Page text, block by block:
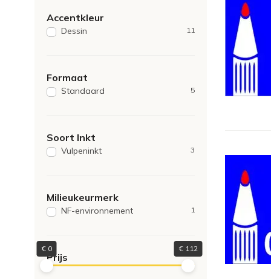
Accentkleur
Dessin 11
Formaat
Standaard 5
Soort Inkt
Vulpeninkt 3
Milieukeurmerk
NF-environnement 1
Prijs
€ 0 € 112